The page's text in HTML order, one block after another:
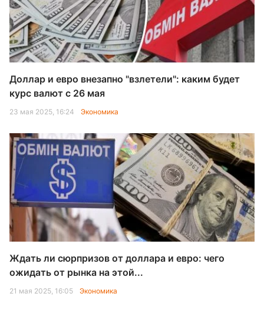
Доллар и евро внезапно "взлетели": каким будет
курс валют с 26 мая
23 мая 2025, 16:24 Экономика
Ждать ли сюрпризов от доллара и евро: чего
ожидать от рынка на этой...
21 мая 2025, 16:05 Экономика